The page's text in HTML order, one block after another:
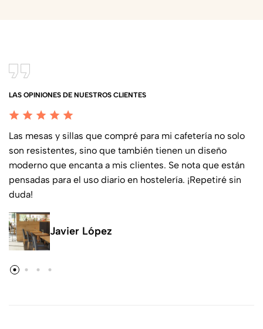
LAS OPINIONES DE NUESTROS CLIENTES
Las mesas y sillas que compré para mi cafetería no solo
son resistentes, sino que también tienen un diseño
moderno que encanta a mis clientes. Se nota que están
pensadas para el uso diario en hostelería. ¡Repetiré sin
duda!
Javier López